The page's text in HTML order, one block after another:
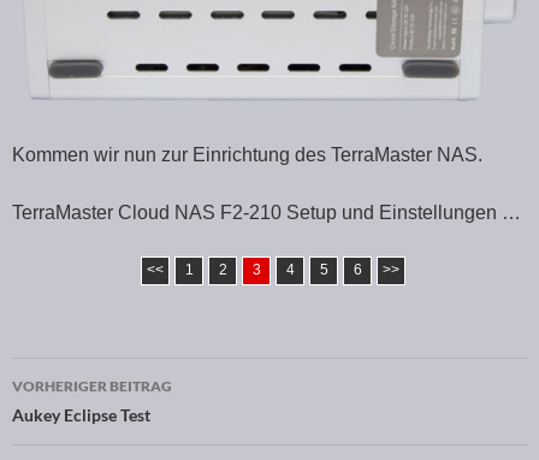
Kommen wir nun zur Einrichtung des TerraMaster NAS.
TerraMaster Cloud NAS F2-210 Setup und Einstellungen …
<< 1 2 3 4 5 6 >>
Beitragsnavigation
VORHERIGER BEITRAG
Aukey Eclipse Test